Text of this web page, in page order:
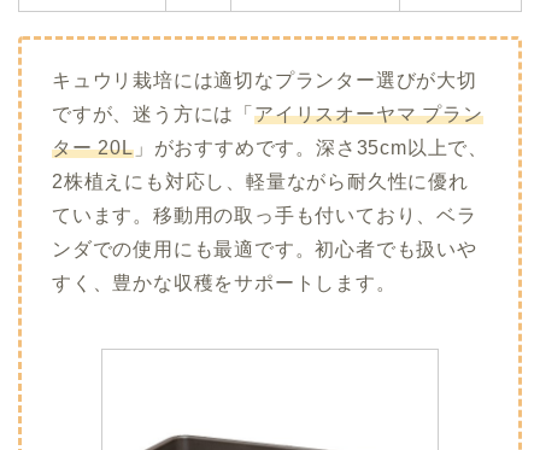
キュウリ栽培には適切なプランター選びが大切
ですが、迷う方には「 アイリスオーヤマ プラン
ター 20L」がおすすめです。深さ35cm以上で、
2株植えにも対応し、軽量ながら耐久性に優れ
ています。移動用の取っ手も付いており、ベラ
ンダでの使用にも最適です。初心者でも扱いや
すく、豊かな収穫をサポートします。